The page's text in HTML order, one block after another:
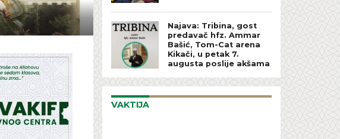
Najava: Tribina, gost
predavač hfz. Ammar
Bašić, Tom-Cat arena
Kikači, u petak 7.
augusta poslije akšama
VAKTIJA